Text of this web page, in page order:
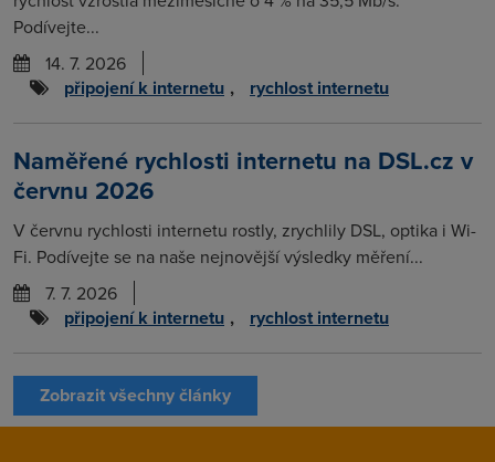
Podívejte...
14. 7. 2026
připojení k internetu , rychlost internetu
Naměřené rychlosti internetu na DSL.cz v
červnu 2026
V červnu rychlosti internetu rostly, zrychlily DSL, optika i Wi-
Fi. Podívejte se na naše nejnovější výsledky měření...
7. 7. 2026
připojení k internetu , rychlost internetu
Zobrazit všechny články